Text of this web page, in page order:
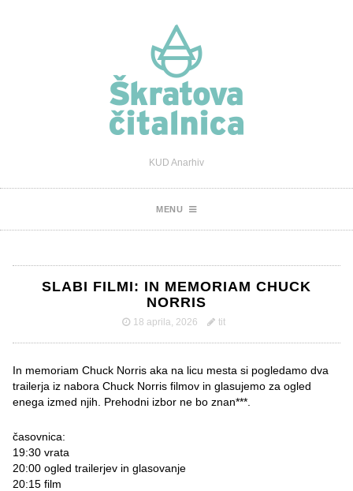
KUD Anarhiv
MENU
SLABI FILMI: IN MEMORIAM CHUCK
NORRIS
18 aprila, 2026 tit
In memoriam Chuck Norris aka na licu mesta si pogledamo dva
trailerja iz nabora Chuck Norris filmov in glasujemo za ogled
enega izmed njih. Prehodni izbor ne bo znan***.
časovnica:
19:30 vrata
20:00 ogled trailerjev in glasovanje
20:15 film